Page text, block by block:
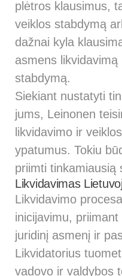
plėtros klausimus,
veiklos stabdymą
dažnai kyla
asmens
stabdymą.
Siekiant nustatyti
jums, Leinonen
likvidavimo ir
ypatumus. Tokiu
priimti tinkamiausią
Likvidavimas
Likvidavimo
inicijavimu,
juridinį asmenį ir
Likvidatorius
vadovo ir valdybos